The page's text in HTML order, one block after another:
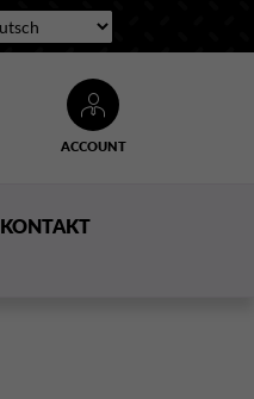
ACCOUNT
KONTAKT